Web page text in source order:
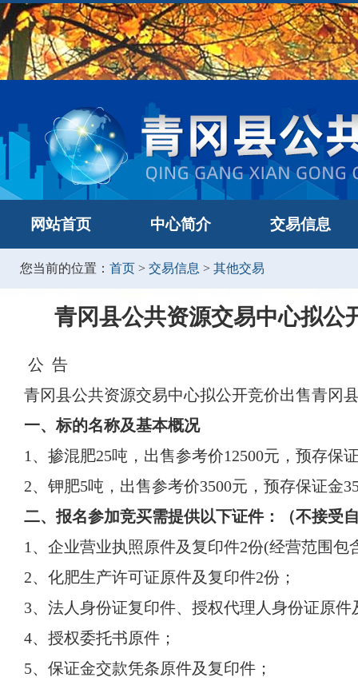
网站首页 中心简介 交易信息
您当前的位置： 首页 > 交易信息 > 其他交易
青冈县公共资源交易中心拟公
公 告
青冈县公共资源交易中心拟公开竞价出售青冈
一、标的名称及基本概况
1、掺混肥25吨，出售参考价12500元，预存保
2、钾肥5吨，出售参考价3500元，预存保证金
二、报名参加竞买需提供以下证件：（不接受
1、企业营业执照原件及复印件2份(经营范围包
2、化肥生产许可证原件及复印件2份；
3、法人身份证复印件、授权代理人身份证原件
4、授权委托书原件；
5、保证金交款凭条原件及复印件；